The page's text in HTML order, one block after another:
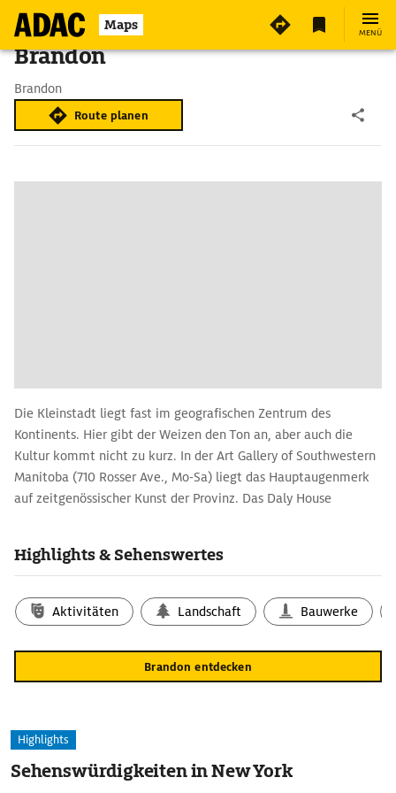
Maps MENÜ
Brandon
Brandon
Route planen
Die Kleinstadt liegt fast im geografischen Zentrum des
Kontinents. Hier gibt der Weizen den Ton an, aber auch die
Kultur kommt nicht zu kurz. In der Art Gallery of Southwestern
Manitoba (710 Rosser Ave., Mo-Sa) liegt das Hauptaugenmerk
auf zeitgenössischer Kunst der Provinz. Das Daly House
Museum zur Stadtgeschichte. In die Zeiten des Zweiten
Museum im Hangar 1 von Brandons Flughafen: Einige der
Flieger sind heute noch funktionstüchtig.
Highlights & Sehenswertes
Aktivitäten Landschaft Bauwerke
Brandon entdecken
Highlights
Sehenswürdigkeiten in New York